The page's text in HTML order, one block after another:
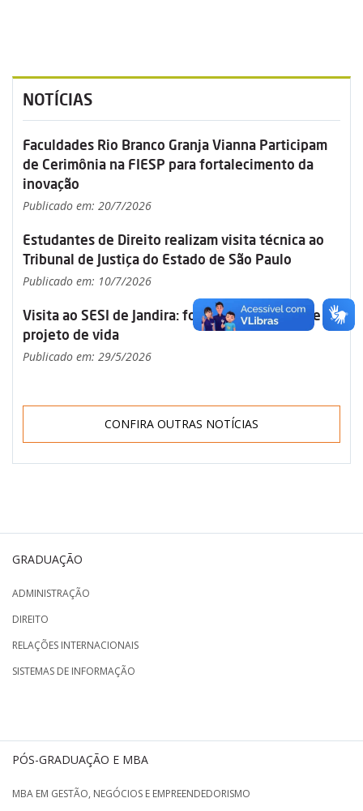
NOTÍCIAS
Faculdades Rio Branco Granja Vianna Participam
de Cerimônia na FIESP para fortalecimento da
inovação
Publicado em: 20/7/2026
Estudantes de Direito realizam visita técnica ao
Tribunal de Justiça do Estado de São Paulo
Publicado em: 10/7/2026
Visita ao SESI de Jandira: formação, propósito e
projeto de vida
Publicado em: 29/5/2026
CONFIRA OUTRAS NOTÍCIAS
GRADUAÇÃO
ADMINISTRAÇÃO
DIREITO
RELAÇÕES INTERNACIONAIS
SISTEMAS DE INFORMAÇÃO
PÓS-GRADUAÇÃO E MBA
MBA EM GESTÃO, NEGÓCIOS E EMPREENDEDORISMO